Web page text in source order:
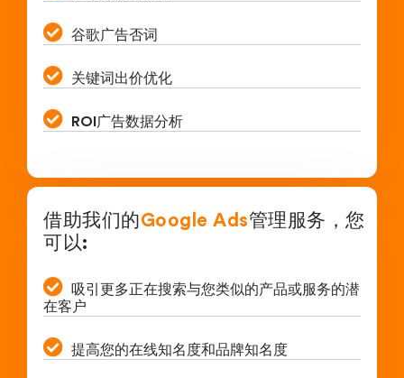
谷歌广告否词
关键词出价优化
ROI广告数据分析
借助我们的Google Ads管理服务，您
可以:
吸引更多正在搜索与您类似的产品或服务的潜
在客户
提高您的在线知名度和品牌知名度